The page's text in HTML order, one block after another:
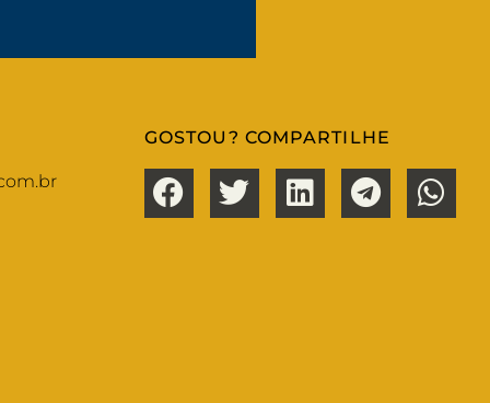
GOSTOU? COMPARTILHE